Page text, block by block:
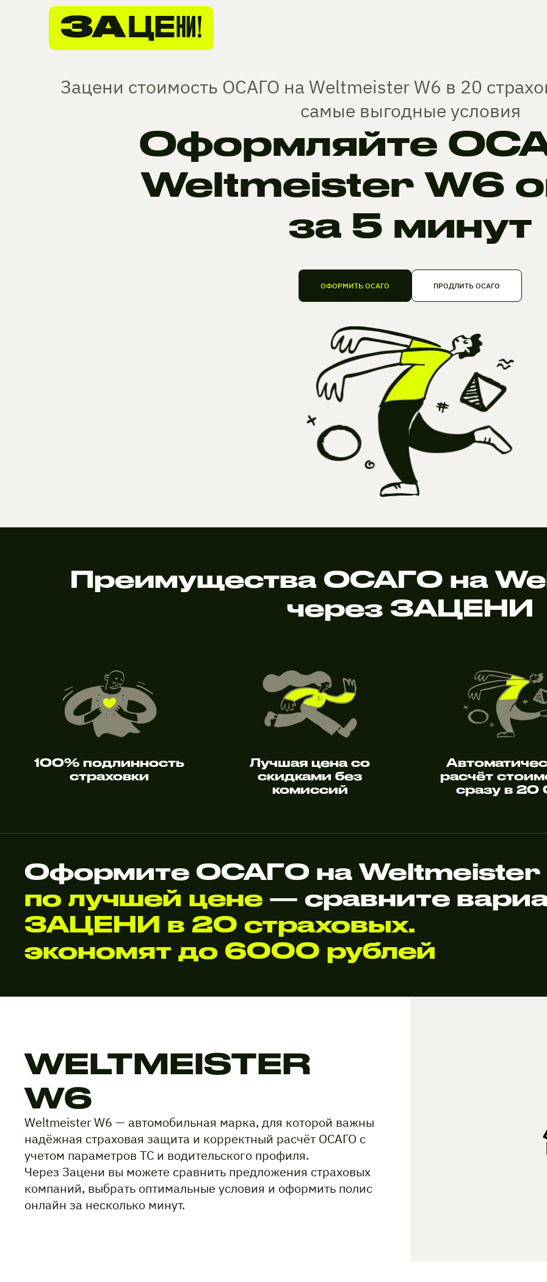
Зацени стоимость ОСАГО на Weltmeister W6 в 20
самые выгодные условия
Оформляйте
Weltmeister W6
за 5 минут
ОФОРМИТЬ ОСАГО ПРОДЛИТЬ ОСАГО
Преимущества ОСАГО на
через ЗАЦЕНИ
100% подлинность
страховки
Лучшая цена со
скидками без
комиссий
расчёт
сразу в 20
Оформите ОСАГО на
по лучшей цене — сравните
ЗАЦЕНИ в 20 страховых.
экономят до 6000 рублей
WELTMEISTER
W6
Weltmeister W6 — автомобильная марка, для которой важны
надёжная страховая защита и корректный расчёт ОСАГО с
учетом параметров ТС и водительского профиля.
Через Зацени вы можете сравнить предложения страховых
компаний, выбрать оптимальные условия и оформить полис
онлайн за несколько минут.